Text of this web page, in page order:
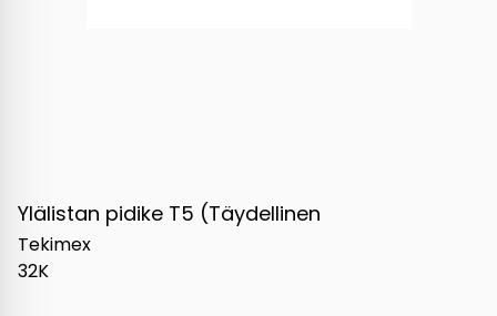
Ylälistan pidike T5 (Täydellinen
Tekimex
32K